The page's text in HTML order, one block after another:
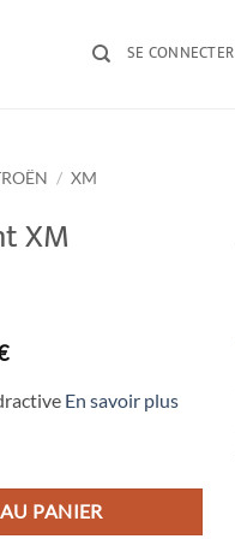
SE CONNECTER
/ XM
XM
Le
actuelEn savoir plus
PANIER